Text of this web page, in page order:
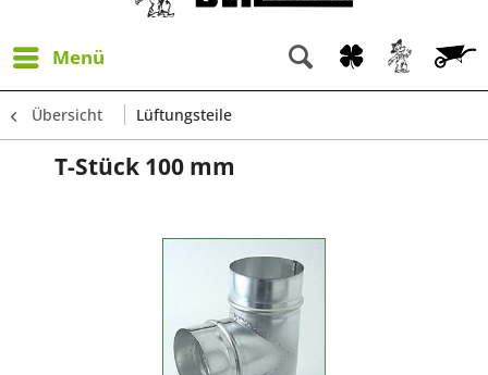
Menü
Übersicht Lüftungsteile
T-Stück 100 mm